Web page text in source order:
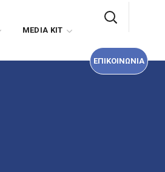
MEDIA KIT
ΕΠΙΚΟΙΝΩΝΙΑ